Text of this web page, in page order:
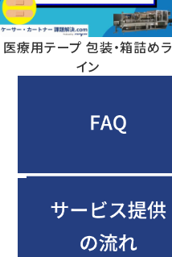
医療用テープ 包装・箱詰めラ
イン